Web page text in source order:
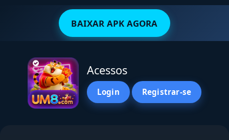
BAIXAR APK AGORA
Acessos
Login Registrar-se